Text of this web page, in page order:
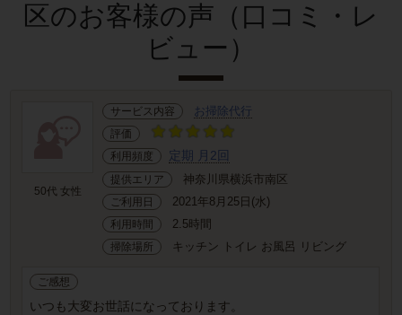
区のお客様の声（口コミ・レ
ビュー）
50代 女性
サービス内容 お掃除代行
評価
利用頻度
定期 月2回
提供エリア 神奈川県横浜市南区
ご利用日 2021年8月25日(水)
利用時間 2.5時間
掃除場所 キッチン トイレ お風呂 リビング
ご感想
いつも大変お世話になっております。